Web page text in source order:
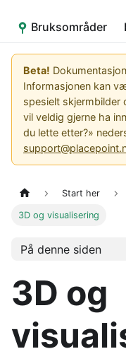
Placepoint
Bruksområder
Beta!
Informasjonen kan
spesielt skjermbilder
vil veldig gjerne ha
du lette etter?»
Start her
3D og visualisering
På denne siden
3D og